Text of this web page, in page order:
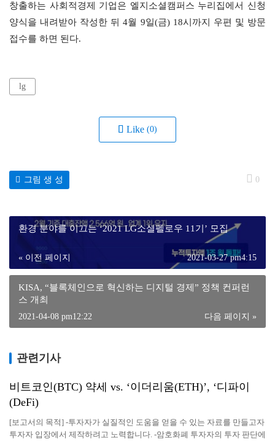
창출하는 사회적경제 기업은 엘지소셜캠퍼스 누리집에서 신청
양식을 내려받아 작성한 뒤 4월 9일(금) 18시까지 우편 및 방문
접수를 하면 된다.
lg
Like (0)
0
그림 생 성
환경 분야를 이끄는 ‘2021 LG소셜펠로우 11기’ 모집
« 이전 페이지 2021-03-27 pm4:15
KISA, “블록체인으로 혁신하는 디지털 경제” 정책 컨퍼런
스 개최
다음 페이지 »
2021-04-08 pm12:22
관련기사
비트코인(BTC) 약세 vs. ‘이더리움(ETH)’, ‘디파이
(DeFi)
[보고서의 목적] -투자자가 실질적인 도움을 얻을 수 있는 자료를 만들고자
투자자 입장에서 제작하려고 노력합니다. -암호화폐 투자자의 투자 판단에